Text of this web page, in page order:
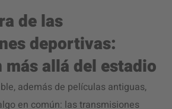
de las
deportivas:
allá del estadio
además de películas antiguas,
en común: las transmisiones